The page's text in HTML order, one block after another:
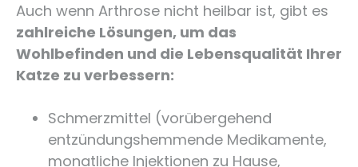
Auch wenn Arthrose nicht heilbar ist, gibt es
zahlreiche Lösungen, um das
Wohlbefinden und die Lebensqualität Ihrer
Katze zu verbessern:
Schmerzmittel (vorübergehend
entzündungshemmende Medikamente,
monatliche Injektionen zu Hause,